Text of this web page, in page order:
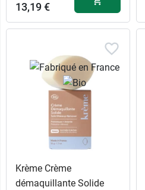
13,19 €
Krème Crème
démaquillante Solide